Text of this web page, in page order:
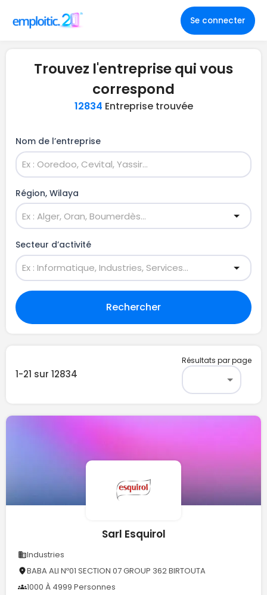
Se connecter
Trouvez l'entreprise qui vous
correspond
12834 Entreprise trouvée
Nom de l’entreprise
Région, Wilaya
Secteur d’activité
Rechercher
1-21 sur 12834
Résultats par page
Sarl Esquirol
Industries
BABA ALI Nº01 SECTION 07 GROUP 362 BIRTOUTA
1000 À 4999 Personnes